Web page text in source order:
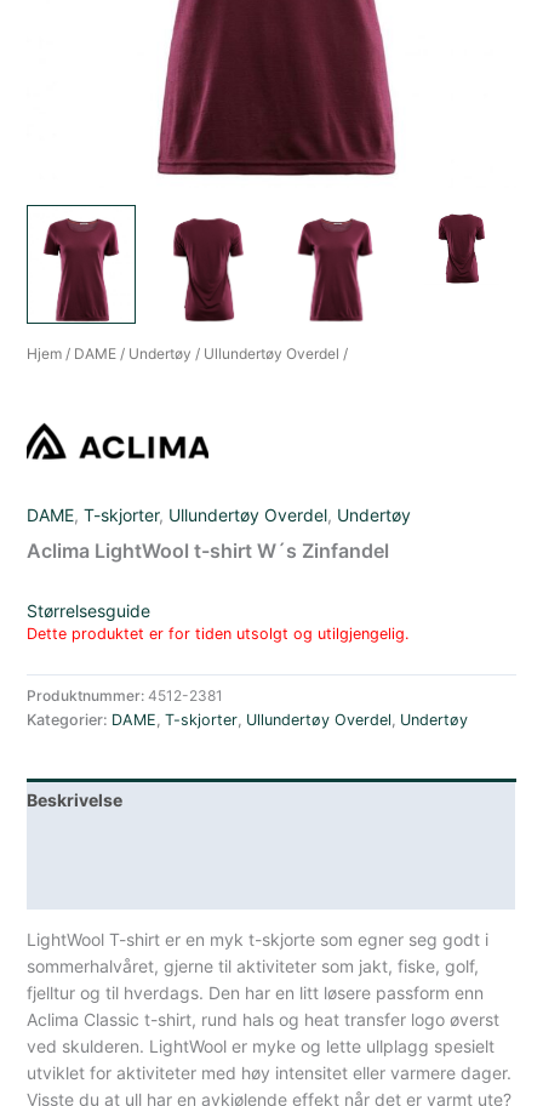
Hjem / DAME / Undertøy / Ullundertøy Overdel /
DAME,T-skjorter, Ullundertøy Overdel, Undertøy
Aclima LightWool t-shirt W´s Zinfandel
Størrelsesguide
Dette produktet er for tiden utsolgt og utilgjengelig.
Produktnummer:4512-2381
Kategorier: DAME ,T-skjorter Ullundertøy Overdel Undertøy
Beskrivelse
LightWool T-shirt er en myk t-skjorte som egner seg godt i
sommerhalvåret, gjerne til aktiviteter som jakt, fiske, golf,
fjelltur og til hverdags. Den har en litt løsere passform enn
Aclima Classic t-shirt, rund hals og heat transfer logo øverst
ved skulderen. LightWool er myke og lette ullplagg spesielt
utviklet for aktiviteter med høy intensitet eller varmere dager.
Visste du at ull har en avkjølende effekt når det er varmt ute?